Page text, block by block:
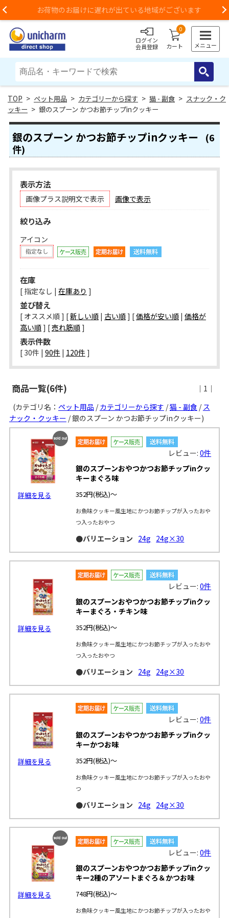
お荷物のお届けに遅れが出ている地域がございます
ログイン
会員登録
0
カート メニュー
> ペット用品 > カテゴリーから探す > 猫 - 副食 > スナック・ク
ッキー > 銀のスプーン かつお節チップinクッキー
銀のスプーン かつお節チップinクッキー
(6
件)
表示方法
画像プラス説明文で表示 画像で表示
絞り込み
アイコン
在庫
[ 指定なし | 在庫あり ]
並び替え
[ オススメ順 ] [新しい順| 古い順] [価格が安い順| 価格が
高い順] [売れ筋順]
表示件数
[ 30件 | 90件 | 120件 ]
商品一覧(6件)
｜1｜
(カテゴリ名： ペット用品 /カテゴリーから探す /猫 - 副食 / ス
ナック・クッキー / 銀のスプーン かつお節チップinクッキー)
SOLD
詳細を見る
レビュー:0件
銀のスプーンおやつかつお節チップinクッ
キーまぐろ味
352円(税込)～
お魚味クッキー風生地にかつお節チップが入ったおや
つ入ったおやつ
●バリエーション 24g 24g×30
詳細を見る
レビュー:0件
銀のスプーンおやつかつお節チップinクッ
キーまぐろ・チキン味
352円(税込)～
お魚味クッキー風生地にかつお節チップが入ったおや
つ入ったおやつ
●バリエーション 24g 24g×30
詳細を見る
レビュー:0件
銀のスプーンおやつかつお節チップinクッ
キーかつお味
352円(税込)～
お魚味クッキー風生地にかつお節チップが入ったおや
つ
●バリエーション 24g 24g×30
SOLD
詳細を見る
レビュー:0件
銀のスプーンおやつかつお節チップinクッ
キー2種のアソートまぐろ＆かつお味
748円(税込)～
お魚味クッキー風生地にかつお節チップが入ったおや